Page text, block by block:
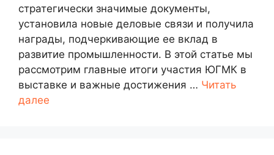
стратегически значимые документы,
установила новые деловые связи и получила
награды, подчеркивающие ее вклад в
развитие промышленности. В этой статье мы
рассмотрим главные итоги участия ЮГМК в
выставке и важные достижения … Читать
далее